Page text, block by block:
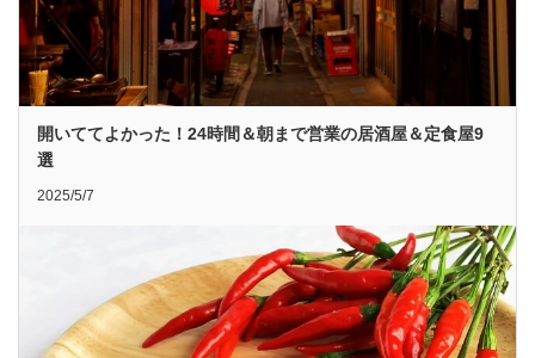
開いててよかった！24時間＆朝まで営業の居酒屋＆定食屋9
選
2025/5/7